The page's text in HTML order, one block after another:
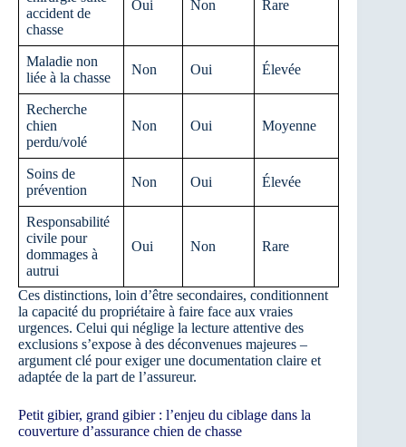
accident de
chasse
Oui Non Rare
Maladie non
liée à la chasse
Non Oui Élevée
Recherche
chien
perdu/volé
Non Oui Moyenne
Soins de
prévention
Non Oui Élevée
Responsabilité
civile pour
dommages à
autrui
Oui Non Rare
Ces distinctions, loin d’être secondaires, conditionnent
la capacité du propriétaire à faire face aux vraies
urgences. Celui qui néglige la lecture attentive des
exclusions s’expose à des déconvenues majeures –
argument clé pour exiger une documentation claire et
adaptée de la part de l’assureur.
Petit gibier, grand gibier : l’enjeu du ciblage dans la
couverture d’assurance chien de chasse